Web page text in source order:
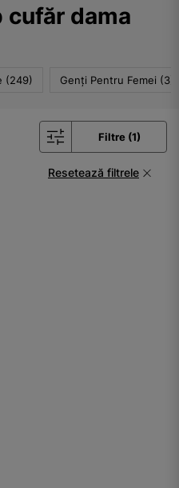
cufăr dama
(249) Genți Pentru Femei (3)
Filtre (1)
Resetează filtrele